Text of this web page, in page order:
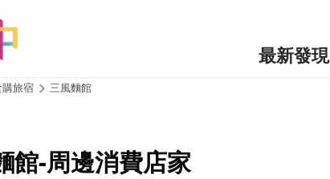
最新發現
購旅宿 三風麵館
館-周邊消費店家